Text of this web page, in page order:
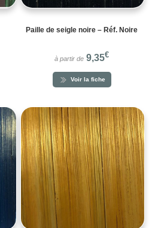
Paille de seigle noire – Réf. Noire
à partir de 9,35€
Voir la fiche